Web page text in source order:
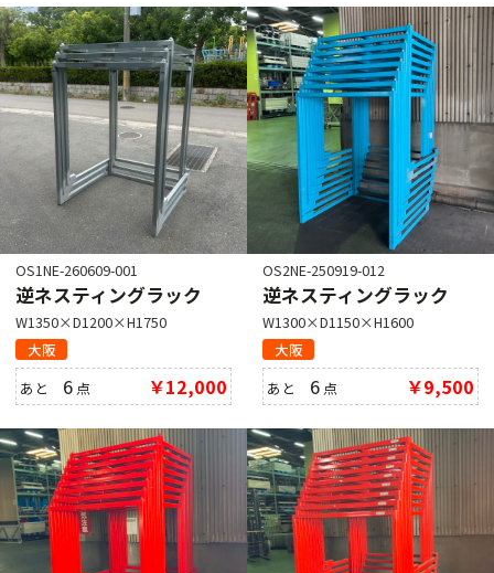
OS1NE-260609-001
逆ネスティングラック
W1350×D1200×H1750
大阪
あと 6 点 ￥12,000
OS2NE-250919-012
逆ネスティングラック
W1300×D1150×H1600
大阪
あと 6 点 ￥9,500